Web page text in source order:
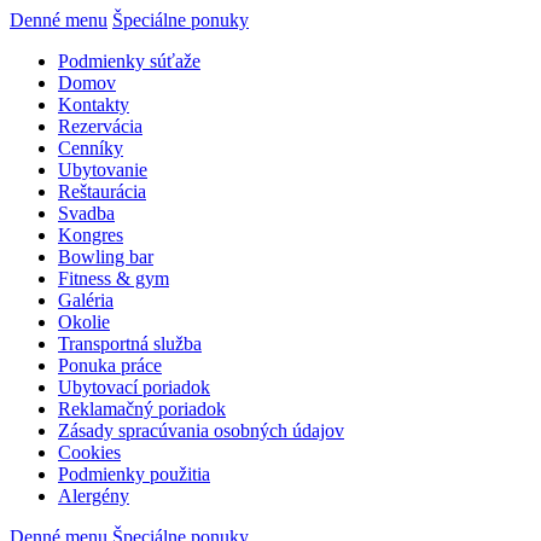
Denné menu Špeciálne ponuky
Podmienky súťaže
Domov
Kontakty
Rezervácia
Cenníky
Ubytovanie
Reštaurácia
Svadba
Kongres
Bowling bar
Fitness & gym
Galéria
Okolie
Transportná služba
Ponuka práce
Ubytovací poriadok
Reklamačný poriadok
Zásady spracúvania osobných údajov
Cookies
Podmienky použitia
Alergény
Denné menu Špeciálne ponuky